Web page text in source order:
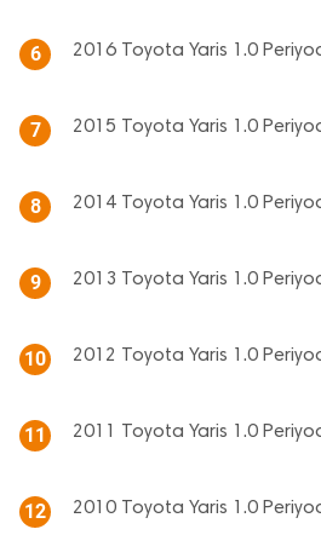
6 2016 Toyota Yaris 1.0
7 2015 Toyota Yaris 1.0
8 2014 Toyota Yaris 1.0
9 2013 Toyota Yaris 1.0
10 2012 Toyota Yaris 1.0
11 2011 Toyota Yaris 1.0
12 2010 Toyota Yaris 1.0